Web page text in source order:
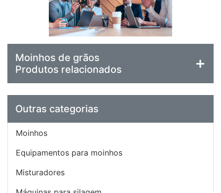
Moinhos de grãos
Produtos relacionados
Outras categorias
Moinhos
Equipamentos para moinhos
Misturadores